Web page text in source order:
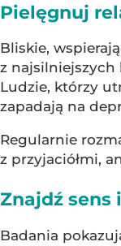
Pielęgnuj
Bliskie,
z najsilniejszych
Ludzie, którzy
zapadają na
Regularnie
z przyjaciółmi,
Znajdź sens
Badania